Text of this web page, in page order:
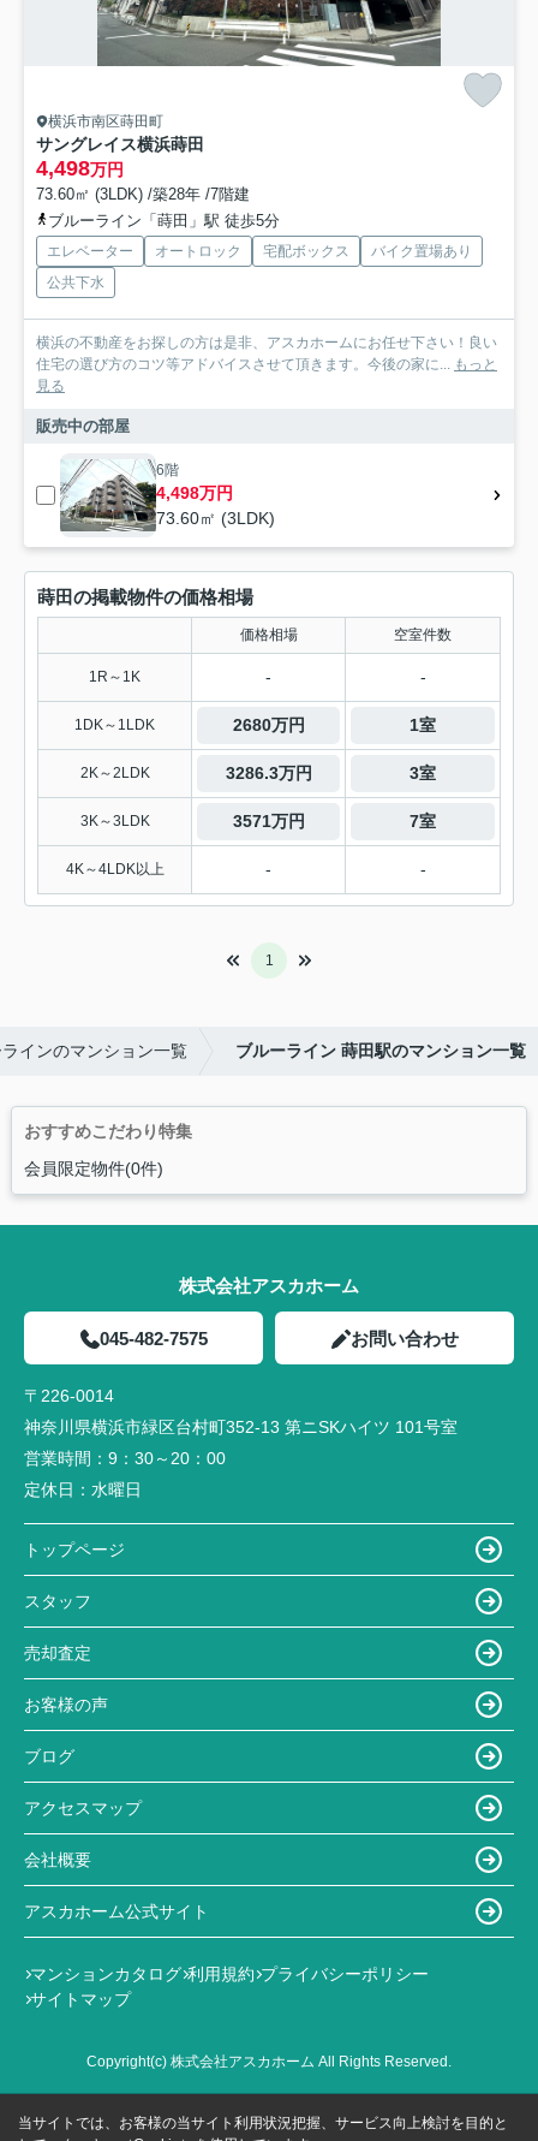
横浜市南区蒔田町
サングレイス横浜蒔田
4,498万円
73.60㎡ (3LDK) /築28年 /7階建
ブルーライン「蒔田」駅 徒歩5分
エレベーター オートロック 宅配ボックス
バイク置場あり
公共下水
横浜の不動産をお探しの方は是非、アスカホームにお任せ下さい！良い
住宅の選び方のコツ等アドバイスさせて頂きます。今後の家に... もっと
見る
販売中の部屋
6階
4,498万円
73.60㎡ (3LDK)
蒔田の掲載物件の価格相場
価格相場 空室件数
1R～1K - -
1DK～1LDK 2680万円 1室
2K～2LDK 3286.3万円 3室
3K～3LDK 3571万円 7室
4K～4LDK以上 - -
1
インのマンション一覧 ブルーライン 蒔田駅のマンション一覧
おすすめこだわり特集
会員限定物件(0件)
株式会社アスカホーム
045-482-7575 お問い合わせ
〒226-0014
神奈川県横浜市緑区台村町352-13 第ニSKハイツ 101号室
営業時間： 9：30～20：00
定休日： 水曜日
トップページ
スタッフ
売却査定
お客様の声
ブログ
アクセスマップ
会社概要
アスカホーム公式サイト
マンションカタログ 利用規約 プライバシーポリシー
サイトマップ
Copyright(c) 株式会社アスカホーム All Rights Reserved.
当サイトでは、お客様の当サイト利用状況把握、サービス向上検討を目的と